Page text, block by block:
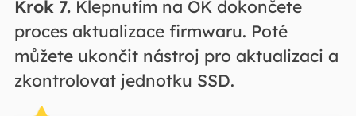
Krok 7.Klepnutím na OK dokončete
proces aktualizace firmwaru. Poté
můžete ukončit nástroj pro aktualizaci a
zkontrolovat jednotku SSD.